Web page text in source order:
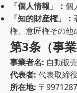
「個人情報」： 個
「知的財産権」：
権、意匠権その他
第3条（事業
事業者名: 自動販
代表者: 代表取締役
所在地: 〒